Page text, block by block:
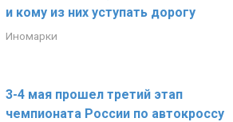
и кому из них уступать дорогу
Иномарки
3-4 мая прошел третий этап
чемпионата России по автокроссу